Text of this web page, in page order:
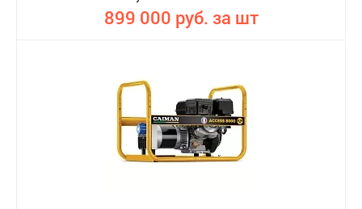
899 000 руб. за шт